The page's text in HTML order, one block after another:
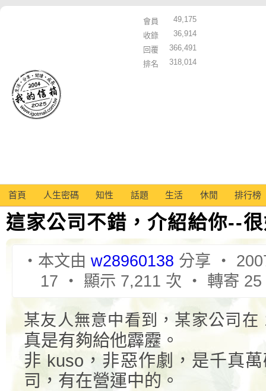
會員
49,175
收錄
36,914
回覆
366,491
排名
318,014
首頁 人生密碼 知性 話題 生活 休閒 排行榜
這家公司不錯，介紹給你--
‧本文由 w28960138 分享 ‧
17 ‧ 顯示 7,211 次 ‧ 轉寄
某友人無意中看到，某家公司在
真是有夠給他霹靂。
非 kuso ，非惡作劇，是千真
司，有在營運中的。